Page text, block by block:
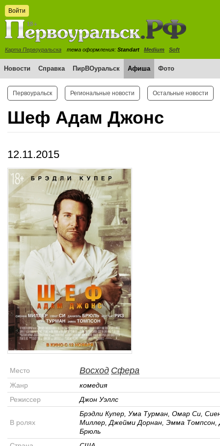
Войти
Карта Первоуральска тема оформления: Standart Medium Soft
Новости Справка ПирВОуральск Афиша Фото
Первоуральск Региональные новости Остальные новости
Шеф Адам Джонс
12.11.2015
Место Восход Сфера
Жанр
комедия
Режиссер
Джон Уэллс
В ролях
Брэдли Купер, Ума Турман, Омар Си,
Миллер, Джейми Дорнан, Эмма Томпсон,
Брюль